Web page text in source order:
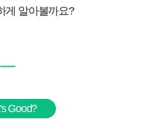
게 알아볼까요?
ㅡ
Good?